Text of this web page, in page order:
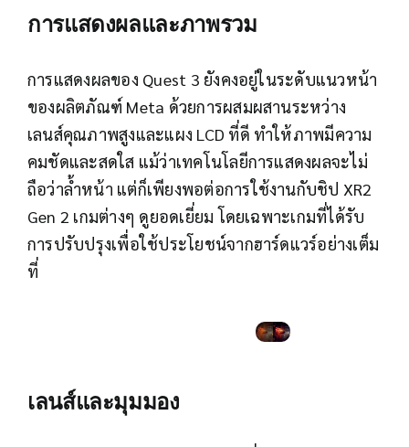
การแสดงผลและภาพรวม
การแสดงผลของ Quest 3 ยังคงอยู่ในระดับแนวหน้า
ของผลิตภัณฑ์ Meta ด้วยการผสมผสานระหว่าง
เลนส์คุณภาพสูงและแผง LCD ที่ดี ทำให้ภาพมีความ
คมชัดและสดใส แม้ว่าเทคโนโลยีการแสดงผลจะไม่
ถือว่าล้ำหน้า แต่ก็เพียงพอต่อการใช้งานกับชิป XR2
Gen 2 เกมต่างๆ ดูยอดเยี่ยม โดยเฉพาะเกมที่ได้รับ
การปรับปรุงเพื่อใช้ประโยชน์จากฮาร์ดแวร์อย่างเต็ม
ที่
เลนส์และมุมมอง